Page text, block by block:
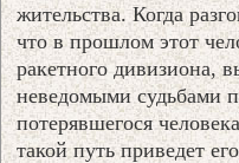
жительства. Когда
что в прошлом этот
ракетного дивизиона,
неведомыми судьбами
потерявшегося
такой путь приведет